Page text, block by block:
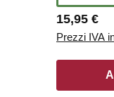
Regular
15,95 €
Prezzi IVA